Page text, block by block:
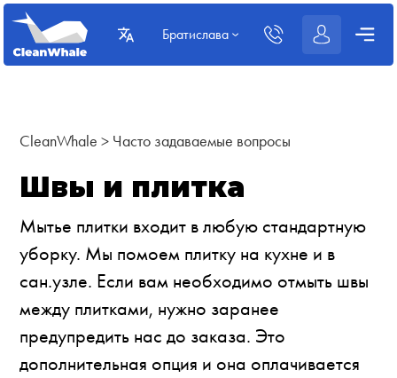
Братислава
CleanWhale > Часто задаваемые вопросы
Швы и плитка
Мытье плитки входит в любую стандартную
уборку. Мы помоем плитку на кухне и в
сан.узле. Если вам необходимо отмыть швы
между плитками, нужно заранее
предупредить нас до заказа. Это
дополнительная опция и она оплачивается